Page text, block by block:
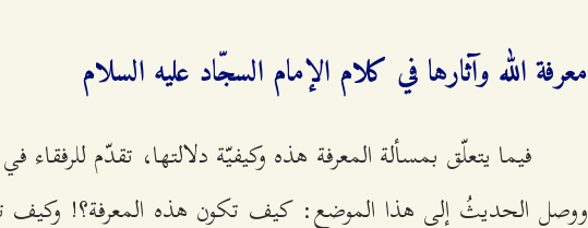
معرفة الله وآثارها في كلام الإمام السجّاد عليه السلام
فيما يتعلّق بمسألة المعرفة هذه وكيفيّة دلالتها، تقدّم للرفقاء
ووصل الحديثُ إلى هذا الموضع: كيف تكون هذه المعرفة؟! وكيف